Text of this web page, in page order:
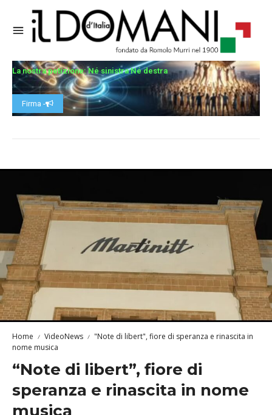
La nostra petizione: Né sinistra Né destra
Firma -
Home VideoNews
"Note di libert", fiore di speranza e rinascita in
nome musica
“Note di libert”, fiore di
speranza e rinascita in nome
musica